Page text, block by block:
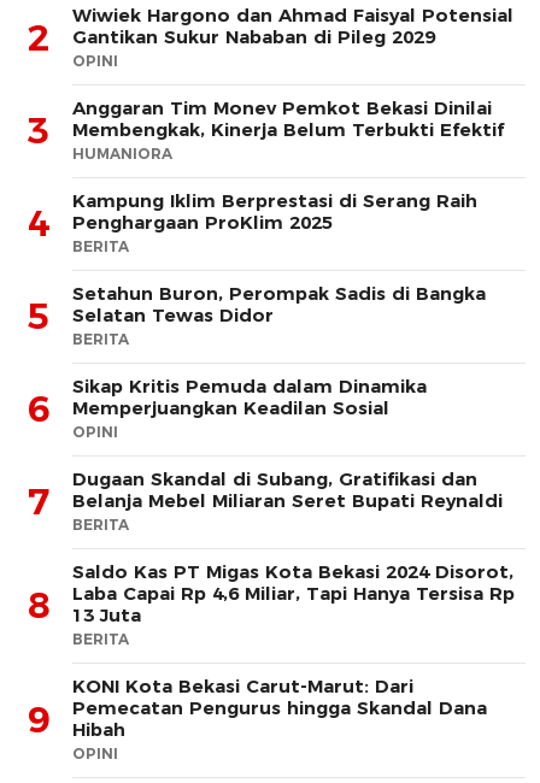
2
Wiwiek Hargono dan Ahmad Faisyal Potensial
Gantikan Sukur Nababan di Pileg 2029
OPINI
3
Anggaran Tim Monev Pemkot Bekasi Dinilai
Membengkak, Kinerja Belum Terbukti Efektif
HUMANIORA
4
Kampung Iklim Berprestasi di Serang Raih
Penghargaan ProKlim 2025
BERITA
5
Setahun Buron, Perompak Sadis di Bangka
Selatan Tewas Didor
BERITA
6
Sikap Kritis Pemuda dalam Dinamika
Memperjuangkan Keadilan Sosial
OPINI
7
Dugaan Skandal di Subang, Gratifikasi dan
Belanja Mebel Miliaran Seret Bupati Reynaldi
BERITA
8
Saldo Kas PT Migas Kota Bekasi 2024 Disorot,
Laba Capai Rp 4,6 Miliar, Tapi Hanya Tersisa Rp
13 Juta
BERITA
9
KONI Kota Bekasi Carut-Marut: Dari
Pemecatan Pengurus hingga Skandal Dana
Hibah
OPINI